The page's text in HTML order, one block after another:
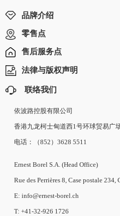
品牌介绍
零售点
售后服务点
法律与版权声明
联络我们
依波路控股有限公司
香港九龙柯士甸道西1号环球贸易广
电话：（852）3628 5511
Ernest Borel S.A. (Head Office)
Rue des Perrières 8, Case postale
E: info@ernest-borel.ch
T: +41-32-926 1726